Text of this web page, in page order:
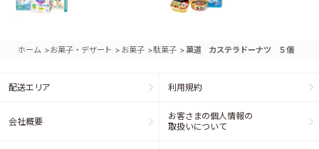
ホーム >お菓子・デザート > お菓子 >駄菓子 >菓道 カステラドーナツ ５個
配送エリア 利用規約
会社概要
お客さまの個人情報の
取扱いについて